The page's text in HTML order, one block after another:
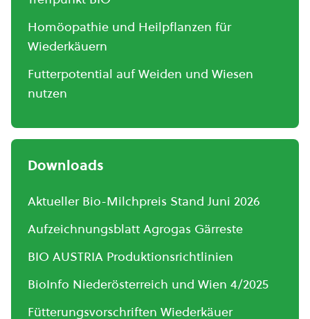
Homöopathie und Heilpflanzen für
Wiederkäuern
Futterpotential auf Weiden und Wiesen
nutzen
Downloads
Aktueller Bio-Milchpreis Stand Juni 2026
Aufzeichnungsblatt Agrogas Gärreste
BIO AUSTRIA Produktionsrichtlinien
BioInfo Niederösterreich und Wien 4/2025
Fütterungsvorschriften Wiederkäuer